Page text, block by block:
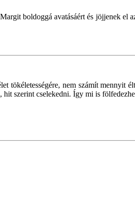
boldoggá avatásáért és jöjjenek el
tökéletességére, nem számít
szerint cselekedni. Így mi is